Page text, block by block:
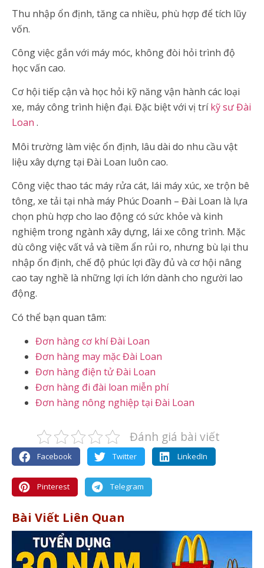
Thu nhập ổn định, tăng ca nhiều, phù hợp để tích lũy
vốn.
Công việc gắn với máy móc, không đòi hỏi trình độ
học vấn cao.
Cơ hội tiếp cận và học hỏi kỹ năng vận hành các loại
xe, máy công trình hiện đại. Đặc biệt với vị tríkỹ sư Đài
Loan .
Môi trường làm việc ổn định, lâu dài do nhu cầu vật
liệu xây dựng tại Đài Loan luôn cao.
Công việc thao tác máy rửa cát, lái máy xúc, xe trộn bê
tông, xe tải tại nhà máy Phúc Doanh – Đài Loan là lựa
chọn phù hợp cho lao động có sức khỏe và kinh
nghiệm trong ngành xây dựng, lái xe công trình. Mặc
dù công việc vất vả và tiềm ẩn rủi ro, nhưng bù lại thu
nhập ổn định, chế độ phúc lợi đầy đủ và cơ hội nâng
cao tay nghề là những lợi ích lớn dành cho người lao
động.
Có thể bạn quan tâm:
Đơn hàng cơ khí Đài Loan
Đơn hàng may mặc Đài Loan
Đơn hàng điện tử Đài Loan
Đơn hàng đi đài loan miễn phí
Đơn hàng nông nghiệp tại Đài Loan
Đánh giá bài viết
Facebook Twitter LinkedIn
Pinterest Telegram
Bài Viết Liên Quan